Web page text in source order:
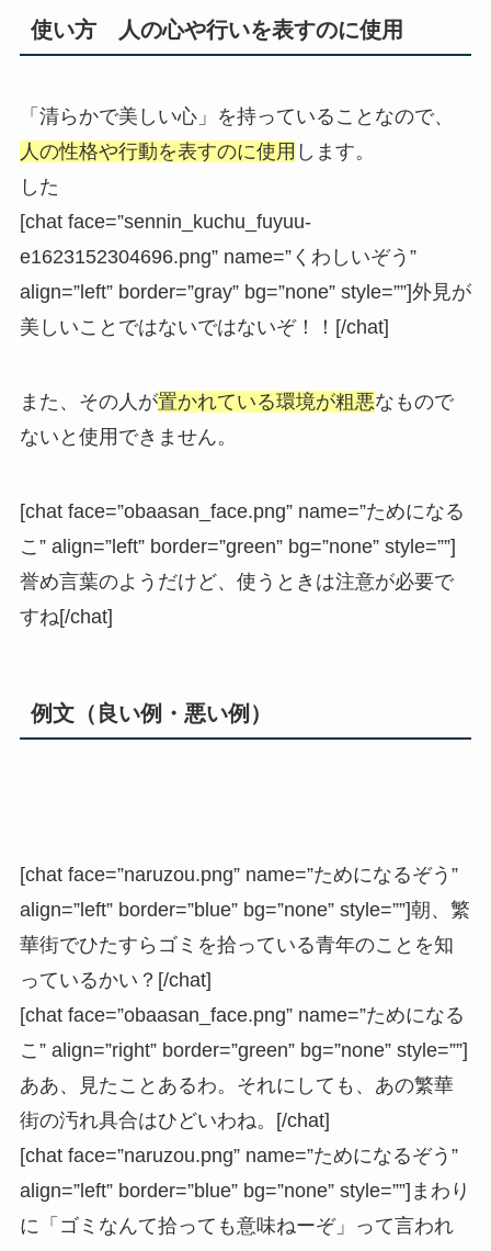
使い方 人の心や行いを表すのに使用
「清らかで美しい心」を持っていることなので、
人の性格や行動を表すのに使用 します。
した
[chat face=”sennin_kuchu_fuyuu-
e1623152304696.png” name=”くわしいぞう”
align=”left” border=”gray” bg=”none” style=””]外見が
美しいことではないではないぞ！！[/chat]
また、その人が置かれている環境が粗悪なもので
ないと使用できません。
[chat face=”obaasan_face.png” name=”ためになる
こ” align=”left” border=”green” bg=”none” style=””]
誉め言葉のようだけど、使うときは注意が必要で
すね[/chat]
例文（良い例・悪い例）
[chat face=”naruzou.png” name=”ためになるぞう”
align=”left” border=”blue” bg=”none” style=””]朝、繁
華街でひたすらゴミを拾っている青年のことを知
っているかい？[/chat]
[chat face=”obaasan_face.png” name=”ためになる
こ” align=”right” border=”green” bg=”none” style=””]
ああ、見たことあるわ。それにしても、あの繁華
街の汚れ具合はひどいわね。[/chat]
[chat face=”naruzou.png” name=”ためになるぞう”
align=”left” border=”blue” bg=”none” style=””]まわり
に「ゴミなんて拾っても意味ねーぞ」って言われ